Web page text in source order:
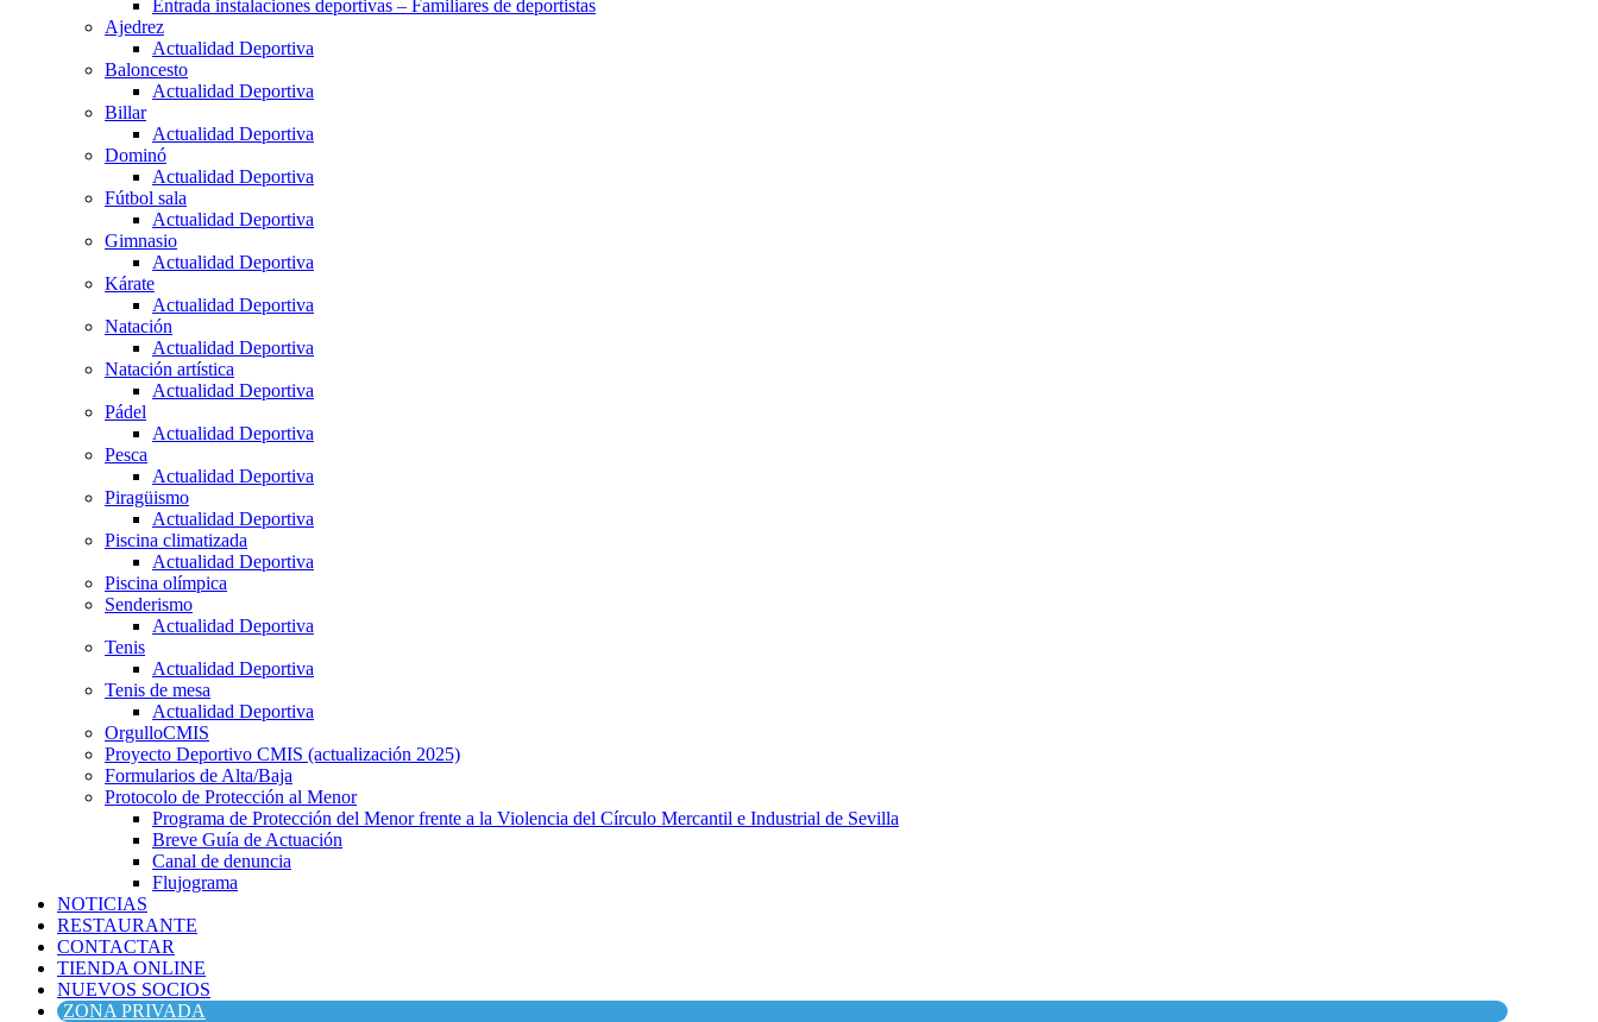
Entrada instalaciones deportivas – Familiares de deportistas
Ajedrez
Actualidad Deportiva
Baloncesto
Actualidad Deportiva
Billar
Actualidad Deportiva
Dominó
Actualidad Deportiva
Fútbol sala
Actualidad Deportiva
Gimnasio
Actualidad Deportiva
Kárate
Actualidad Deportiva
Natación
Actualidad Deportiva
Natación artística
Actualidad Deportiva
Pádel
Actualidad Deportiva
Pesca
Actualidad Deportiva
Piragüismo
Actualidad Deportiva
Piscina climatizada
Actualidad Deportiva
Piscina olímpica
Senderismo
Actualidad Deportiva
Tenis
Actualidad Deportiva
Tenis de mesa
Actualidad Deportiva
OrgulloCMIS
Proyecto Deportivo CMIS (actualización 2025)
Formularios de Alta/Baja
Protocolo de Protección al Menor
Programa de Protección del Menor frente a la Violencia del Círculo Mercantil e Industrial de Sevilla
Breve Guía de Actuación
Canal de denuncia
Flujograma
NOTICIAS
RESTAURANTE
CONTACTAR
TIENDA ONLINE
NUEVOS SOCIOS
ZONA PRIVADA